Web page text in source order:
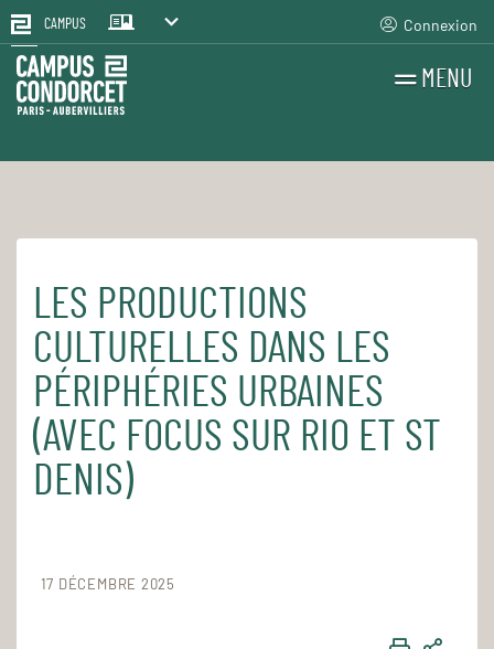
CAMPUS Connexion
MENU
Accueil Pour le quotidien Les cours et séminaires
LES PRODUCTIONS
CULTURELLES DANS LES
PÉRIPHÉRIES URBAINES
(AVEC FOCUS SUR RIO ET ST
DENIS)
17 DÉCEMBRE 2025